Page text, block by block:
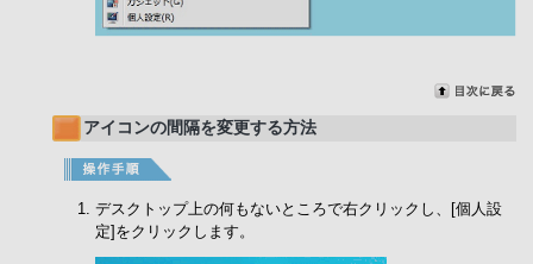
アイコンの間隔を変更する方法
デスクトップ上の何もないところで右クリックし、[個人設
定]をクリックします。